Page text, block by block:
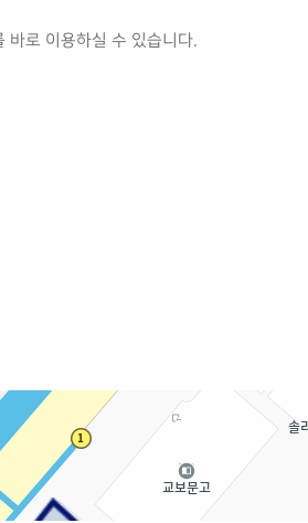
바로 이용하실 수 있습니다.
개인정보처리방침 이용약관